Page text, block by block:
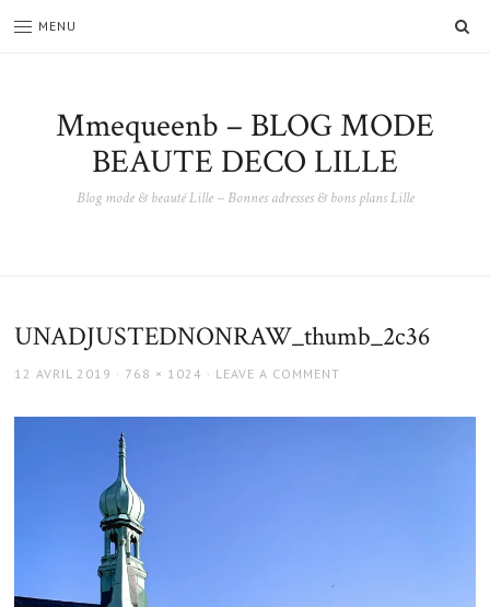
MENU
Mmequeenb – BLOG MODE
BEAUTE DECO LILLE
Blog mode & beauté Lille – Bonnes adresses & bons plans Lille
UNADJUSTEDNONRAW_thumb_2c36
POSTED
12 AVRIL 2019
FULL
768 × 1024 LEAVE A COMMENT